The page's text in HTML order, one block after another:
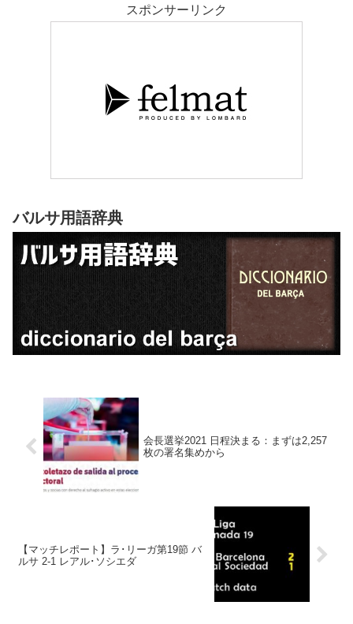
スポンサーリンク
バルサ用語辞典
会長選挙2021 日程決まる：まずは2,257
枚の署名集めから
【マッチレポート】ラ･リーガ第19節 バ
ルサ 2-1 レアル･ソシエダ